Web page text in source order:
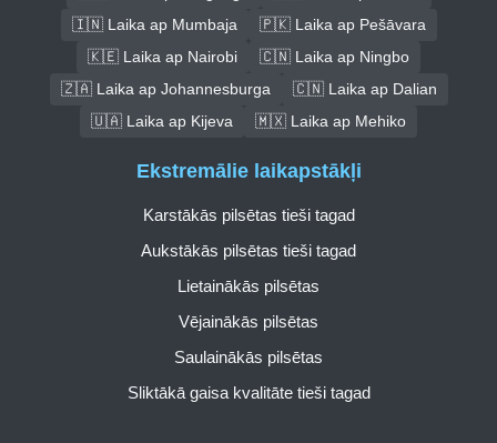
🇮🇳 Laika ap Mumbaja
🇵🇰 Laika ap Pešāvara
🇰🇪 Laika ap Nairobi
🇨🇳 Laika ap Ningbo
🇿🇦 Laika ap Johannesburga
🇨🇳 Laika ap Dalian
🇺🇦 Laika ap Kijeva
🇲🇽 Laika ap Mehiko
Ekstremālie laikapstākļi
Karstākās pilsētas tieši tagad
Aukstākās pilsētas tieši tagad
Lietainākās pilsētas
Vējainākās pilsētas
Saulainākās pilsētas
Sliktākā gaisa kvalitāte tieši tagad